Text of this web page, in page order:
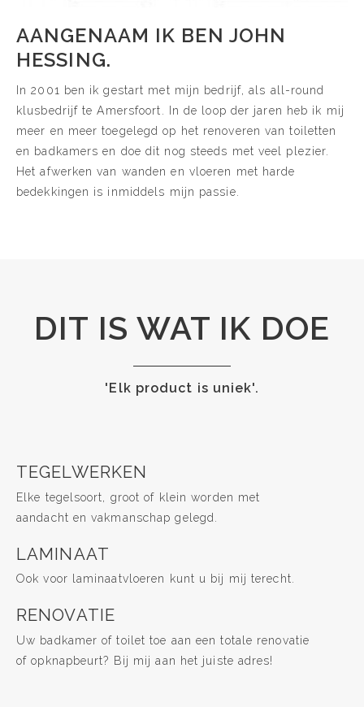
AANGENAAM IK BEN JOHN
HESSING.
In 2001 ben ik gestart met mijn bedrijf, als all-round
klusbedrijf te Amersfoort. In de loop der jaren heb ik mij
meer en meer toegelegd op het renoveren van toiletten
en badkamers en doe dit nog steeds met veel plezier.
Het afwerken van wanden en vloeren met harde
bedekkingen is inmiddels mijn passie.
DIT IS WAT IK DOE
'Elk product is uniek'.
TEGELWERKEN
Elke tegelsoort, groot of klein worden met
aandacht en vakmanschap gelegd.
LAMINAAT
Ook voor laminaatvloeren kunt u bij mij terecht.
RENOVATIE
Uw badkamer of toilet toe aan een totale renovatie
of opknapbeurt? Bij mij aan het juiste adres!